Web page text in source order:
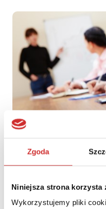
Zgoda
Niniejsza strona korzysta
Wykorzystujemy pliki
Zapraszamy na szkolenie z